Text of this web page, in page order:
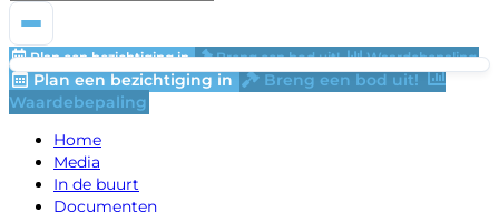
Plan een bezichtiging in Breng een bod uit! Waardebepaling
Plan een bezichtiging in
Breng een bod uit!
Waardebepaling
Home
Media
In de buurt
Documenten